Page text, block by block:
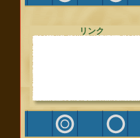
リンク